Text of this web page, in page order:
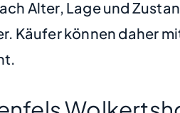
Alter, Lage und
Käufer können daher